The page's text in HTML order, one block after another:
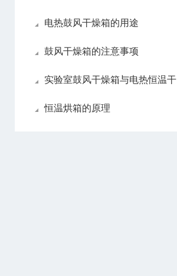
电热鼓风干燥箱的用途
鼓风干燥箱的注意事项
实验室鼓风干燥箱与电热恒温干燥箱区别
恒温烘箱的原理